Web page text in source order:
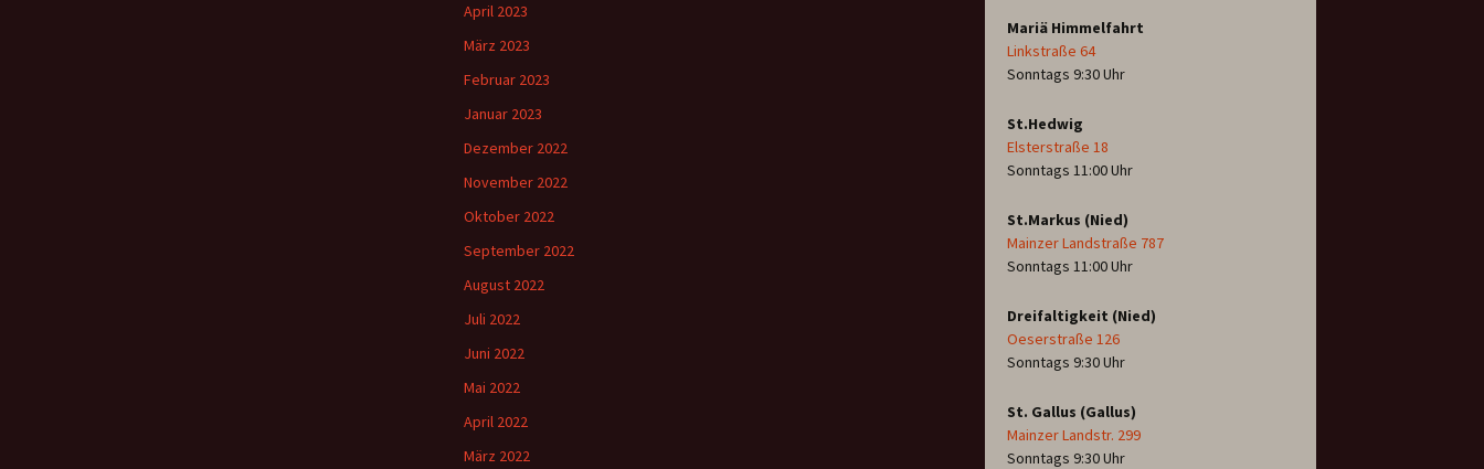
Mariä Himmelfahrt
Linkstraße 64
Sonntags 9:30 Uhr
St.Hedwig
Elsterstraße 18
Sonntags 11:00 Uhr
St.Markus (Nied)
Mainzer Landstraße 787
Sonntags 11:00 Uhr
Dreifaltigkeit (Nied)
Oeserstraße 126
Sonntags 9:30 Uhr
St. Gallus (Gallus)
Mainzer Landstr. 299
Sonntags 9:30 Uhr
April 2023
März 2023
Februar 2023
Januar 2023
Dezember 2022
November 2022
Oktober 2022
September 2022
August 2022
Juli 2022
Juni 2022
Mai 2022
April 2022
März 2022